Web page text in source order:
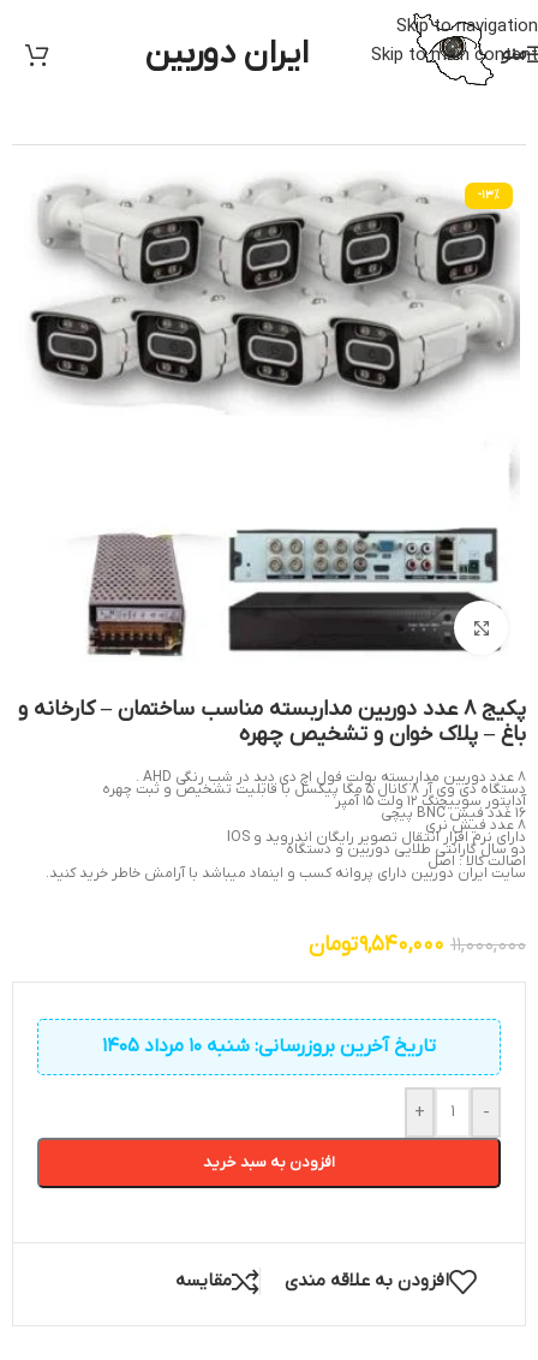
Skip to navigation
Skip to main content
منو ایران دوربین
-13%
بزرگنمایی تصویر
پکیج 8 عدد دوربین مداربسته مناسب ساختمان – کارخانه و
باغ – پلاک خوان و تشخیص چهره
8 عدد دوربین مداربسته بولت فول اچ دی دید در شب رنگی AHD .
دستگاه دی وی آر 8 کانال 5 مگا پیکسل با قابلیت تشخیص و ثبت چهره
آداپتور سوییچنگ 12 ولت 15 آمپر
16 عدد فیش BNC پیچی
8 عدد فیش نری
دارای نرم افزار انتقال تصویر رایگان اندروید و IOS
دو سال گارانتی طلایی دوربین و دستگاه
اصالت کالا : اصل
سایت ایران دوربین دارای پروانه کسب و اینماد میباشد با آرامش خاطر خرید کنید.
11,000,000
9,540,000تومان
تاریخ آخرین بروزرسانی: شنبه 10 مرداد 1405
-
+
افزودن به سبد خرید
افزودن به علاقه مندی مقایسه